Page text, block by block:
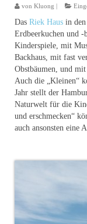
von Kluong
Das Riek Haus in
Erdbeerkuchen und
Kinderspiele, mit
Backhaus, mit fast
Obstbäumen, und
Auch die „Kleinen“
Jahr stellt der
Naturwelt für die
und erschmecken“
auch ansonsten eine